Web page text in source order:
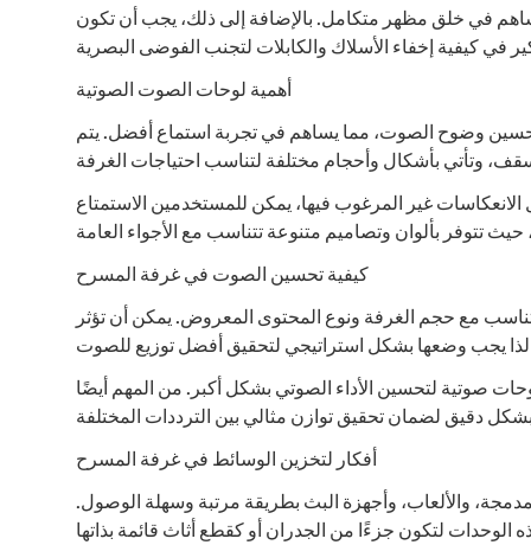
في خلق مظهر متكامل. بالإضافة إلى ذلك، يجب أن تكون
أهمية لوحات الصوت الصوتية
وضوح الصوت، مما يساهم في تجربة استماع أفضل. يتم
غير المرغوب فيها، يمكن للمستخدمين الاستمتاع
كيفية تحسين الصوت في غرفة المسرح
مع حجم الغرفة ونوع المحتوى المعروض. يمكن أن تؤثر
صوتية لتحسين الأداء الصوتي بشكل أكبر. من المهم أيضًا
أفكار لتخزين الوسائط في غرفة المسرح
والألعاب، وأجهزة البث بطريقة مرتبة وسهلة الوصول.